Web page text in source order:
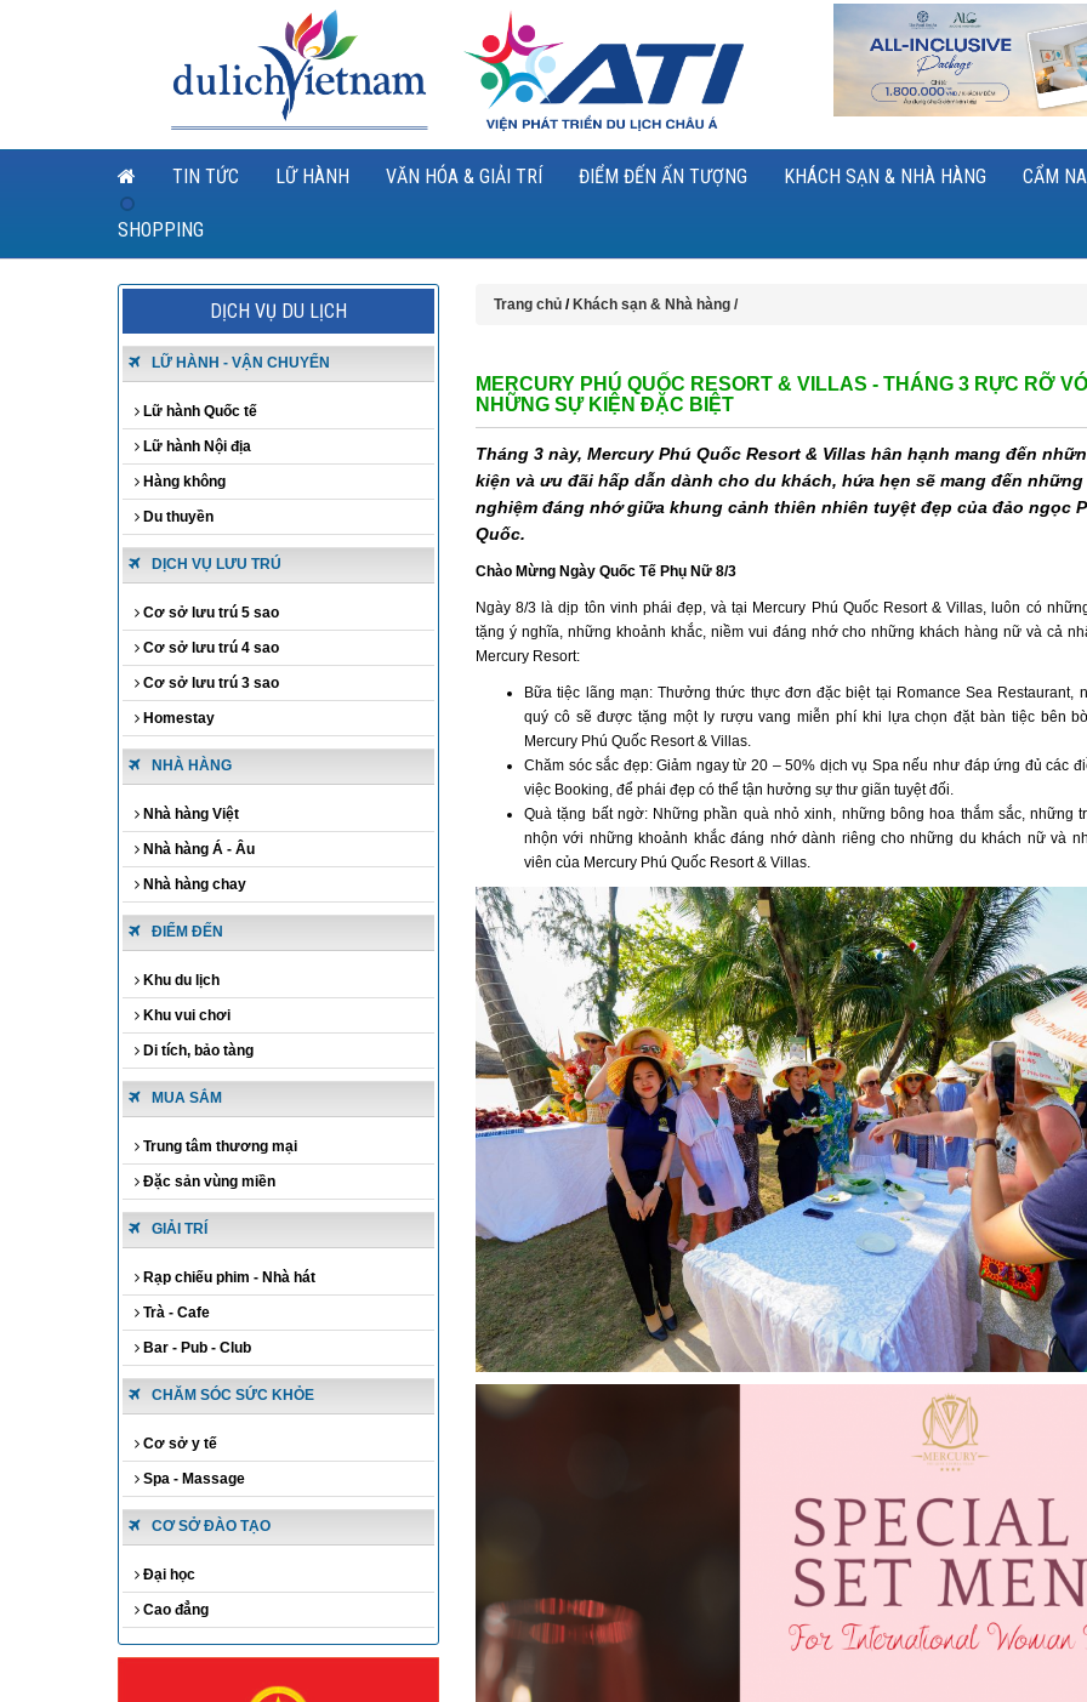
TIN TỨC LỮ HÀNH VĂN HÓA & GIẢI TRÍ ĐIỂM ĐẾN ẤN TƯỢNG KHÁCH SẠN & NHÀ HÀNG CẨM
SHOPPING
DỊCH VỤ DU LỊCH
LỮ HÀNH - VẬN CHUYỂN
Lữ hành Quốc tế
Lữ hành Nội địa
Hàng không
Du thuyền
DỊCH VỤ LƯU TRÚ
Cơ sở lưu trú 5 sao
Cơ sở lưu trú 4 sao
Cơ sở lưu trú 3 sao
Homestay
NHÀ HÀNG
Nhà hàng Việt
Nhà hàng Á - Âu
Nhà hàng chay
ĐIỂM ĐẾN
Khu du lịch
Khu vui chơi
Di tích, bảo tàng
MUA SẮM
Trung tâm thương mại
Đặc sản vùng miền
GIẢI TRÍ
Rạp chiếu phim - Nhà hát
Trà - Cafe
Bar - Pub - Club
CHĂM SÓC SỨC KHỎE
Cơ sở y tế
Spa - Massage
CƠ SỞ ĐÀO TẠO
Đại học
Cao đẳng
Trang chủ / Khách sạn & Nhà hàng /
MERCURY PHÚ QUỐC RESORT & VILLAS - THÁNG 3 RỰC RỠ
NHỮNG SỰ KIỆN ĐẶC BIỆT
Tháng 3 này, Mercury Phú Quốc Resort & Villas hân hạnh mang đến
kiện và ưu đãi hấp dẫn dành cho du khách, hứa hẹn sẽ mang đến những
nghiệm đáng nhớ giữa khung cảnh thiên nhiên tuyệt đẹp của đảo ngọc
Quốc.
Chào Mừng Ngày Quốc Tế Phụ Nữ 8/3
Ngày 8/3 là dịp tôn vinh phái đẹp, và tại Mercury Phú Quốc Resort & Villas, luôn có
tặng ý nghĩa, những khoảnh khắc, niềm vui đáng nhớ cho những khách hàng nữ và cả
Mercury Resort:
Bữa tiệc lãng mạn: Thưởng thức thực đơn đặc biệt tại Romance Sea Restaurant,
quý cô sẽ được tặng một ly rượu vang miễn phí khi lựa chọn đặt bàn tiệc bên
Mercury Phú Quốc Resort & Villas.
Chăm sóc sắc đẹp: Giảm ngay từ 20 – 50% dịch vụ Spa nếu như đáp ứng đủ các
việc Booking, để phái đẹp có thể tận hưởng sự thư giãn tuyệt đối.
Quà tặng bất ngờ: Những phần quà nhỏ xinh, những bông hoa thắm sắc, những
nhộn với những khoảnh khắc đáng nhớ dành riêng cho những du khách nữ và
viên của Mercury Phú Quốc Resort & Villas.